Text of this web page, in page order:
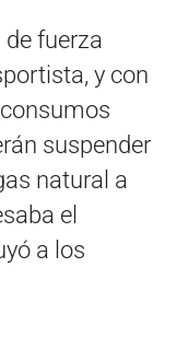
de fuerza
y con
suspender
natural a
el
a los